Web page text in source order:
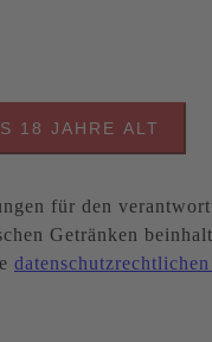
18 JAHRE ALT
für den
Getränken